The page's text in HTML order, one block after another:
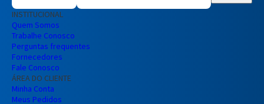
INSTITUCIONAL
Quem Somos
Trabalhe Conosco
Perguntas frequentes
Fornecedores
Fale Conosco
ÁREA DO CLIENTE
Minha Conta
Meus Pedidos